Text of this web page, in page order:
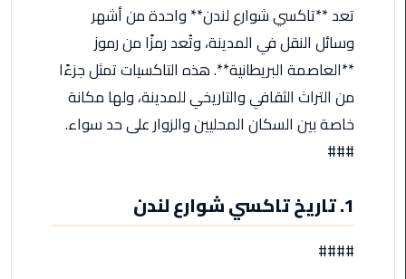
مطار
العرب
سارات
مرسيدس
ليموزين
تعد **تاكسي شوارع لندن** واحدة من أشهر
وسائل النقل في المدينة، وتُعد رمزًا من رموز
**العاصمة البريطانية**. هذه التاكسيات تمثل جزءًا
من التراث الثقافي والتاريخي للمدينة، ولها مكانة
خاصة بين السكان المحليين والزوار على حد سواء.
###
1. تاريخ تاكسي شوارع لندن
####